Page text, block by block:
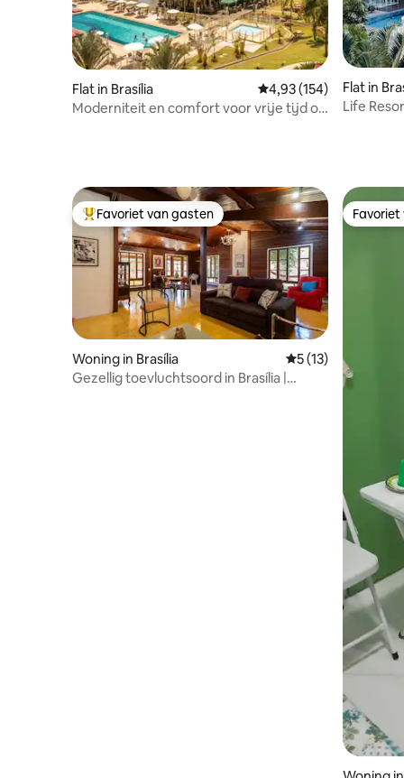
Flat in Brasília Gemiddelde
4,93 (154)
Moderniteit en comfort voor vrije tijd of
Flat in
Life
Topfavoriet van gasten
Favoriet van gasten
Woning in Brasília Gemiddelde
5 (13)
Gezellig toevluchtsoord in Brasília |